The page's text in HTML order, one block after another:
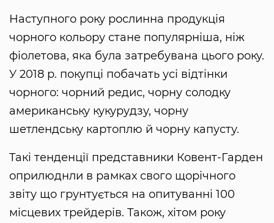
Наступного року рослинна продукція
чорного кольору стане популярніша, ніж
фіолетова, яка була затребувана цього року.
У 2018 р. покупці побачать усі відтінки
чорного: чорний редис, чорну солодку
американську кукурудзу, чорну
шетлендську картоплю й чорну капусту.
Такі тенденції представники Ковент-Гарден
оприлюднли в рамках свого щорічного
звіту що грунтується на опитуванні 100
місцевих трейдерів. Також, хітом року